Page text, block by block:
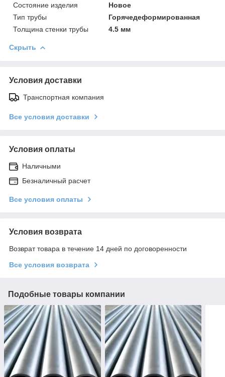
Состояние изделия
Новое
Тип трубы
Горячедеформированная
Толщина стенки трубы
4.5 мм
Скрыть
Условия доставки
Транспортная компания
Все условия доставки
Условия оплаты
Наличными
Безналичный расчет
Все условия оплаты
Условия возврата
Возврат товара в течение 14 дней по договоренности
Все условия возврата
Подобные товары компании